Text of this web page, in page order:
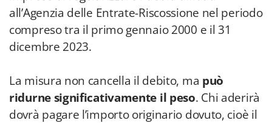
all’Agenzia delle Entrate-Riscossione nel periodo
compreso tra il primo gennaio 2000 e il 31
dicembre 2023.
La misura non cancella il debito, ma può
ridurne significativamente il peso. Chi aderirà
dovrà pagare l’importo originario dovuto, cioè il